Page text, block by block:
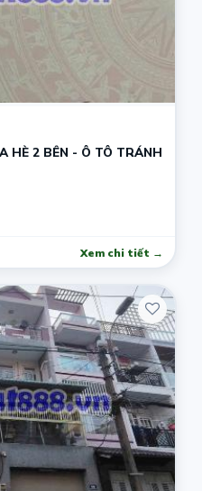
HÈ 2 BÊN - Ô TÔ TRÁNH
Xem chi tiết →